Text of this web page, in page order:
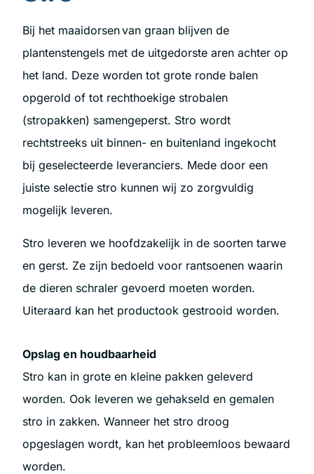
Bij het maaidorsen van graan blijven de
plantenstengels met de uitgedorste aren achter op
het land. Deze worden tot grote ronde balen
opgerold of tot rechthoekige strobalen
(stropakken) samengeperst. Stro wordt
rechtstreeks uit binnen- en buitenland ingekocht
bij geselecteerde leveranciers. Mede door een
juiste selectie stro kunnen wij zo zorgvuldig
mogelijk leveren.
Stro leveren we hoofdzakelijk in de soorten tarwe
en gerst. Ze zijn bedoeld voor rantsoenen waarin
de dieren schraler gevoerd moeten worden.
Uiteraard kan het productook gestrooid worden.
Opslag en houdbaarheid
Stro kan in grote en kleine pakken geleverd
worden. Ook leveren we gehakseld en gemalen
stro in zakken. Wanneer het stro droog
opgeslagen wordt, kan het probleemloos bewaard
worden.